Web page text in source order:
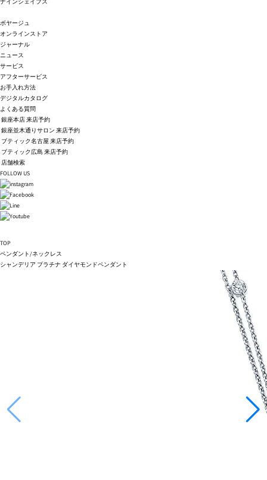
ボヤージュ
オンラインストア
ジャーナル
ニュース
サービス
アフターサービス
お手入れ方法
デジタルカタログ
よくある質問
銀座本店 来店予約
銀座並木通りサロン 来店予約
ブティック名古屋 来店予約
ブティック広島 来店予約
店舗検索
FOLLOW US
TOP
ペンダント/ネックレス
シャンデリア プラチナ ダイヤモンドペンダント